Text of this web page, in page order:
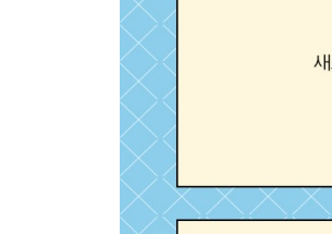
PART 3 생활: 일상에서 만나
19 음란에서 벗어나려면 어
20 죄가 기도를 방해하나요?
21 분노를 품고 기도해도 괜
22 성생활은 기도 생활에 영
23 부부가 함께 기도해야 할까
24 대표 기도를 미리 적어서
25 삶에 안주하면 기도하지